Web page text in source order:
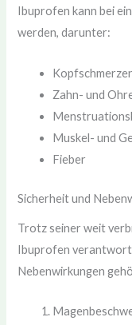
Ibuprofen kann bei
werden, darunter:
Zahn- und
Muskel- und
Fieber
Sicherheit und
Trotz seiner weit
Ibuprofen
Nebenwirkungen